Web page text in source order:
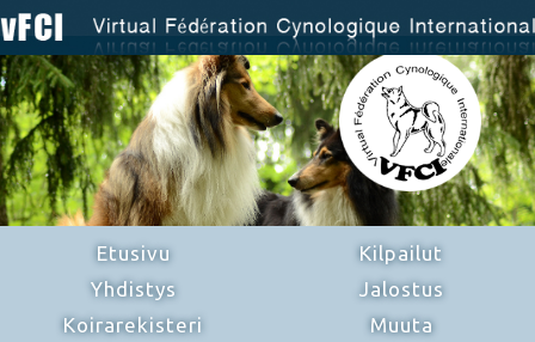
Etusivu
Yhdistys
Koirarekisteri
Kilpailut
Jalostus
Muuta